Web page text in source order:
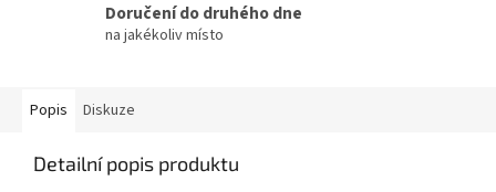
Doručení do druhého dne
na jakékoliv místo
Popis Diskuze
Detailní popis produktu